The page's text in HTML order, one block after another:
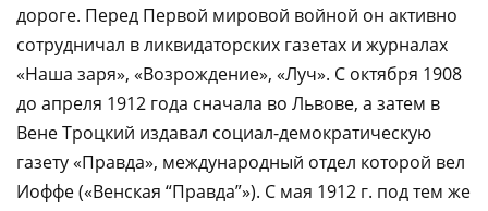
дороге. Перед Первой мировой войной он активно
сотрудничал в ликвидаторских газетах и журналах
«Наша заря», «Возрождение», «Луч». С октября 1908
до апреля 1912 года сначала во Львове, а затем в
Вене Троцкий издавал социал-демократическую
газету «Правда», международный отдел которой вел
Иоффе («Венская “Правда”»). С мая 1912 г. под тем же